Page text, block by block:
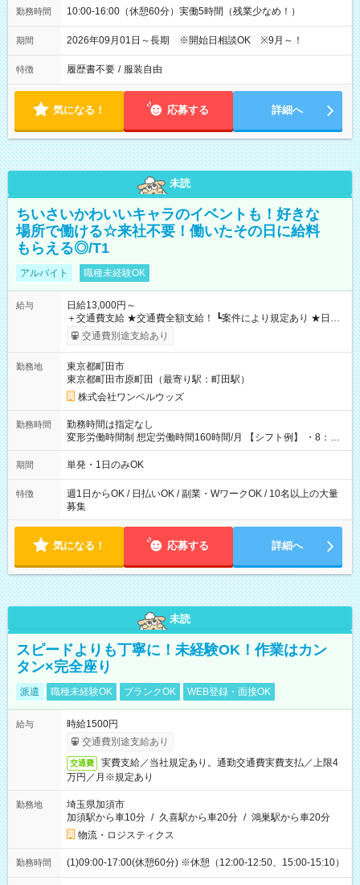
勤務時間 10:00-16:00（休憩60分）実働5時間（残業少なめ！）
期間 2026年09月01日～長期 ※開始日相談OK ※9月～！
特徴 履歴書不要 / 服装自由
気になる！ 応募する 詳細へ
未読
ちいさいかわいいキャラのイベントも！好きな
場所で働ける☆来社不要！働いたその日に給料
もらえる◎/T1
アルバイト 職種未経験OK
給与
日給13,000円～
＋交通費支給 ★交通費全額支給！ ┗案件により規定あり ★日払
いOK！（規定あり） ┗働いたその日に現金GET♪ お仕事後はコ
ンビニATMから 日払い分を引き落とせます！ 【試用期間】試
交通費別途支給あり
勤務地
東京都町田市
東京都町田市原町田（最寄り駅：町田駅）
株式会社ワンベルウッズ
勤務時間
勤務時間は指定なし
変形労働時間制 想定労働時間160時間/月 【シフト例】 ・8：00
～21：00
期間 単発・1日のみOK
特徴
週1日からOK / 日払いOK / 副業・WワークOK / 10名以上の大量
募集
気になる！ 応募する 詳細へ
未読
スピードよりも丁寧に！未経験OK！作業はカン
タン×完全座り
派遣 職種未経験OK ブランクOK WEB登録・面接OK
給与
時給1500円
交通費別途支給あり
交通費
実費支給／当社規定あり。通勤交通費実費支払／上限4
万円／月※規定あり
勤務地
埼玉県加須市
加須駅から車10分 / 久喜駅から車20分 / 鴻巣駅から車20分
物流・ロジスティクス
勤務時間 (1)09:00-17:00(休憩60分) ※休憩（12:00-12:50、15:00-15:10）